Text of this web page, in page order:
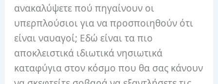
ανακαλύψετε πού πηγαίνουν οι
υπερπλούσιοι για να προσποιηθούν ότι
είναι ναυαγοί; Εδώ είναι τα πιο
αποκλειστικά ιδιωτικά νησιωτικά
καταφύγια στον κόσμο που θα σας κάνουν